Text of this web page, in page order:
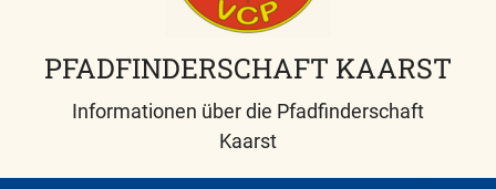
PFADFINDERSCHAFT KAARST
Informationen über die Pfadfinderschaft
Kaarst